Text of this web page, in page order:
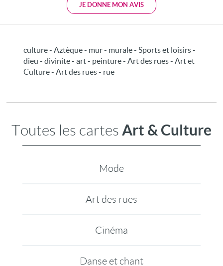
JE DONNE MON AVIS
culture - Aztèque - mur - murale - Sports et loisirs -
dieu - divinite - art - peinture - Art des rues - Art et
Culture - Art des rues - rue
Toutes les cartes Art & Culture
Mode
Art des rues
Cinéma
Danse et chant